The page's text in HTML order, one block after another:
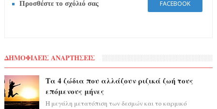
Προσθέστε το σχόλιό σας FACEBOOK
ΔΗΜΟΦΙΛΕΙΣ ΑΝΑΡΤΗΣΕΙΣ
Τα 4 ζώδια που αλλάζουν ριζικά ζωή τους
επόμενους μήνες
Η μεγάλη μετατόπιση των δεσμών και το καρμικό